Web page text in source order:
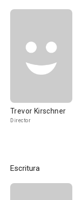
Trevor Kirschner
Director
Escritura